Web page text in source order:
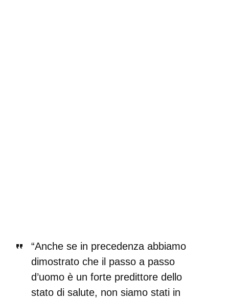
“Anche se in precedenza abbiamo
dimostrato che il passo a passo
d’uomo è un forte predittore dello
stato di salute, non siamo stati in